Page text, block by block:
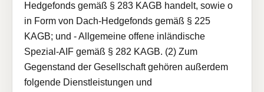
Hedgefonds gemäß § 283 KAGB handelt, sowie o
in Form von Dach-Hedgefonds gemäß § 225
KAGB; und - Allgemeine offene inländische
Spezial-AIF gemäß § 282 KAGB. (2) Zum
Gegenstand der Gesellschaft gehören außerdem
folgende Dienstleistungen und